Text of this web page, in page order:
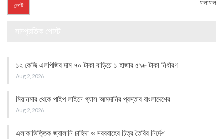
ফলাফল
১২ কেজি এলপিজির দাম ৭০ টাকা বাড়িয়ে ১ হাজার ৫৯৮ টাকা নির্ধারণ
Aug 2, 2026
মিয়ানমার থেকে পাইপ লাইনে গ্যাস আমদানির প্রস্তাব বাংলাদেশের
Aug 2, 2026
এলাকাভিত্তিক জ্বালানি চাহিদা ও সরবরাহের চিত্র তৈরির নির্দেশ